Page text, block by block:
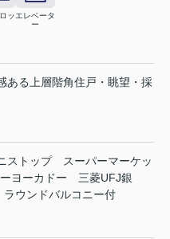
ッエレベータ
ー
ある上層階角住戸・眺望・採
ストップ
スーパーマーケッ
ヨーカドー
三菱UFJ銀
ラウンドバルコニー付